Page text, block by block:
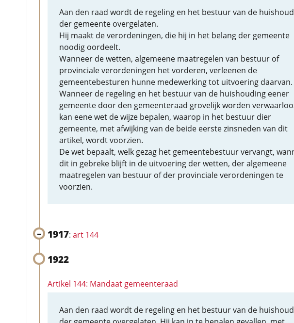
Aan den raad wordt de regeling en het bestuur van de
der gemeente overgelaten.
Hij maakt de verordeningen, die hij in het belang der gemeente
noodig oordeelt.
Wanneer de wetten, algemeene maatregelen van bestuur of
provinciale verordeningen het vorderen, verleenen de
gemeentebesturen hunne medewerking tot uitvoering daarvan.
Wanneer de regeling en het bestuur van de huishouding eener
gemeente door den gemeenteraad grovelijk worden
kan eene wet de wijze bepalen, waarop in het bestuur dier
gemeente, met afwijking van de beide eerste zinsneden van dit
artikel, wordt voorzien.
De wet bepaalt, welk gezag het gemeentebestuur vervangt,
dit in gebreke blijft in de uitvoering der wetten, der algemeene
maatregelen van bestuur of der provinciale verordeningen te
voorzien.
1917: art 144
1922
Artikel 144: Mandaat gemeenteraad
Aan den raad wordt de regeling en het bestuur van de